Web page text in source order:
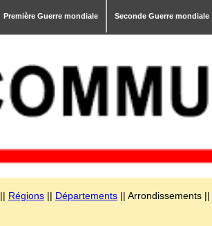
Première Guerre mondiale Seconde Guerre mondiale
|| Régions || Départements || Arrondissements ||